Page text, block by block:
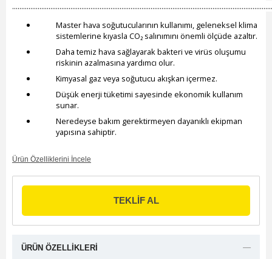
Master hava soğutucularının kullanımı, geleneksel klima
sistemlerine kıyasla CO₂ salınımını önemli ölçüde azaltır.
Daha temiz hava sağlayarak bakteri ve virüs oluşumu
riskinin azalmasına yardımcı olur.
Kimyasal gaz veya soğutucu akışkan içermez.
Düşük enerji tüketimi sayesinde ekonomik kullanım
sunar.
Neredeyse bakım gerektirmeyen dayanıklı ekipman
yapısına sahiptir.
Ürün Özelliklerini İncele
ÜRÜN ÖZELLIKLERI